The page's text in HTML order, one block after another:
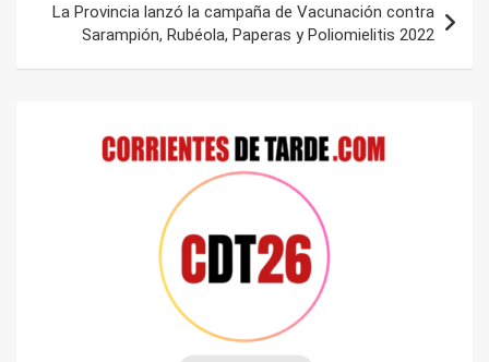
La Provincia lanzó la campaña de Vacunación contra
Sarampión, Rubéola, Paperas y Poliomielitis 2022